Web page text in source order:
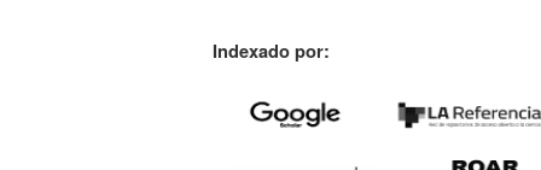
Indexado por: